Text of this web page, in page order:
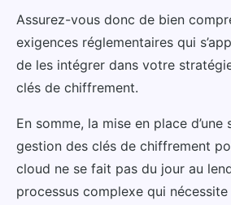
Assurez-vous donc de bien
exigences réglementaires qui
de les intégrer dans votre
clés de chiffrement.
En somme, la mise en place
gestion des clés de chiffrement
cloud ne se fait pas du jour au
processus complexe qui